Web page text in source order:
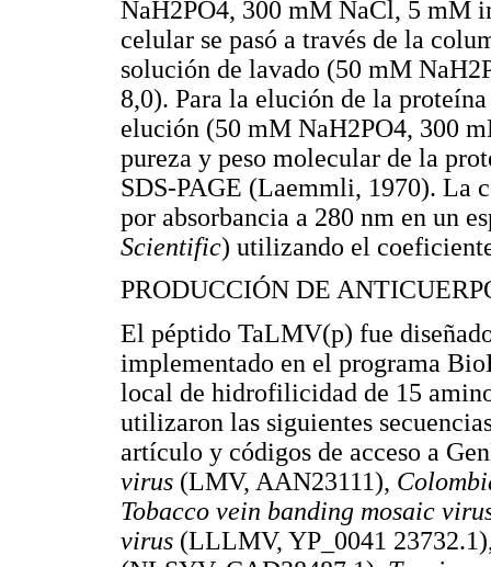
NaH2PO4, 300 mM NaCl, 5 mM
celular se pasó a través de la
solución de lavado (50 mM
8,0). Para la elución de la
elución (50 mM NaH2PO4, 300
pureza y peso molecular de la
SDS-PAGE (Laemmli, 1970). La
por absorbancia a 280 nm en un
Scientific) utilizando el
PRODUCCIÓN DE
El péptido TaLMV(p) fue
implementado en el programa
local de hidrofilicidad de 15
utilizaron las siguientes
artículo y códigos de acceso a
virus (LMV, AAN23111),
Tobacco vein banding mosaic
virus (LLLMV, YP_0041